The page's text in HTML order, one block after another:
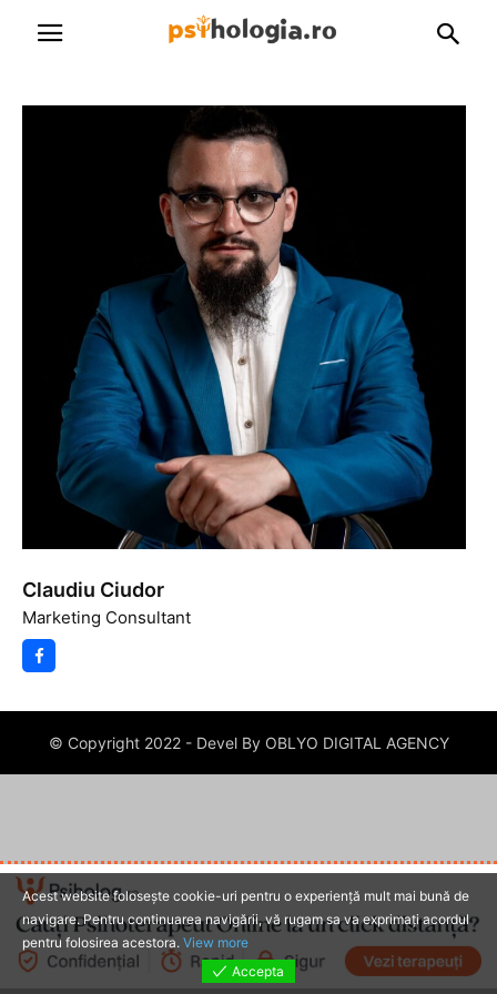
Claudiu Ciudor
Marketing Consultant
© Copyright 2022 - Devel By OBLYO DIGITAL AGENCY
Acest website foloseşte cookie-uri pentru o experienţă mult mai bună de
navigare. Pentru continuarea navigării, vă rugam sa va exprimaţi acordul
pentru folosirea acestora. View more
Accepta